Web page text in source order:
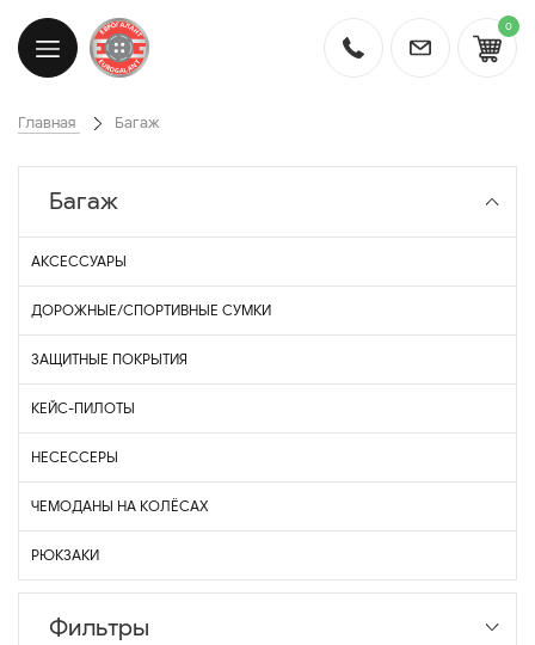
0
Главная Багаж
Багаж
АКСЕССУАРЫ
ДОРОЖНЫЕ/СПОРТИВНЫЕ СУМКИ
ЗАЩИТНЫЕ ПОКРЫТИЯ
КЕЙС-ПИЛОТЫ
НЕСЕССЕРЫ
ЧЕМОДАНЫ НА КОЛЁСАХ
РЮКЗАКИ
Фильтры